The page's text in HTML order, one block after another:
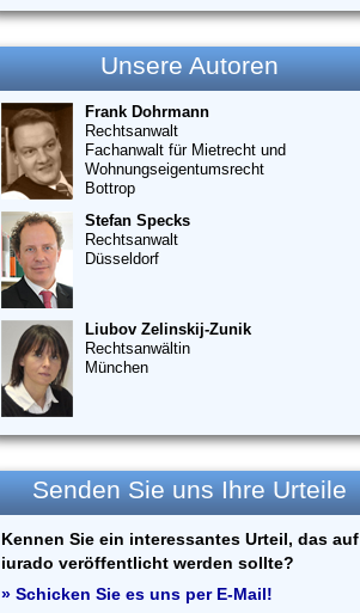
Unsere Autoren
Frank Dohrmann
Rechtsanwalt
Fachanwalt für Mietrecht und
Wohnungseigentumsrecht
Bottrop
Stefan Specks
Rechtsanwalt
Düsseldorf
Liubov Zelinskij-Zunik
Rechtsanwältin
München
Senden Sie uns Ihre Urteile
Kennen Sie ein interessantes Urteil, das auf
iurado veröffentlicht werden sollte?
» Schicken Sie es uns per E-Mail!